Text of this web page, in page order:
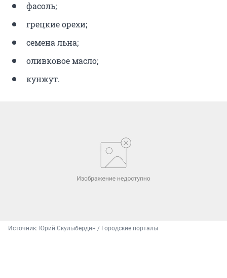
фасоль;
грецкие орехи;
семена льна;
оливковое масло;
кунжут.
Источник: Юрий Скулыбердин / Городские порталы